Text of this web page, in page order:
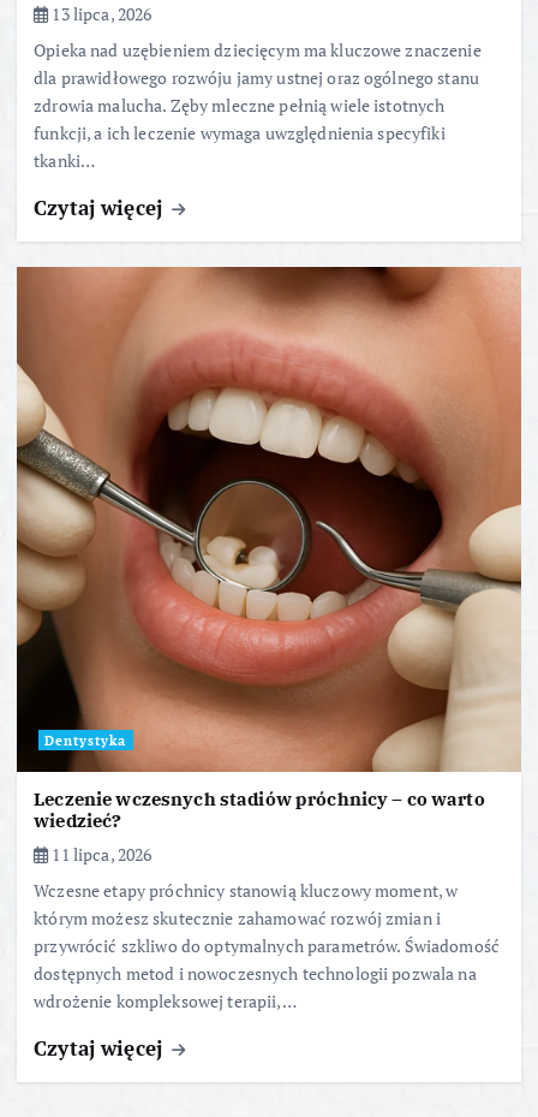
13 lipca, 2026
Opieka nad uzębieniem dziecięcym ma kluczowe znaczenie
dla prawidłowego rozwóju jamy ustnej oraz ogólnego stanu
zdrowia malucha. Zęby mleczne pełnią wiele istotnych
funkcji, a ich leczenie wymaga uwzględnienia specyfiki
tkanki…
Czytaj więcej
Dentystyka
Leczenie wczesnych stadiów próchnicy – co warto
wiedzieć?
11 lipca, 2026
Wczesne etapy próchnicy stanowią kluczowy moment, w
którym możesz skutecznie zahamować rozwój zmian i
przywrócić szkliwo do optymalnych parametrów. Świadomość
dostępnych metod i nowoczesnych technologii pozwala na
wdrożenie kompleksowej terapii,…
Czytaj więcej